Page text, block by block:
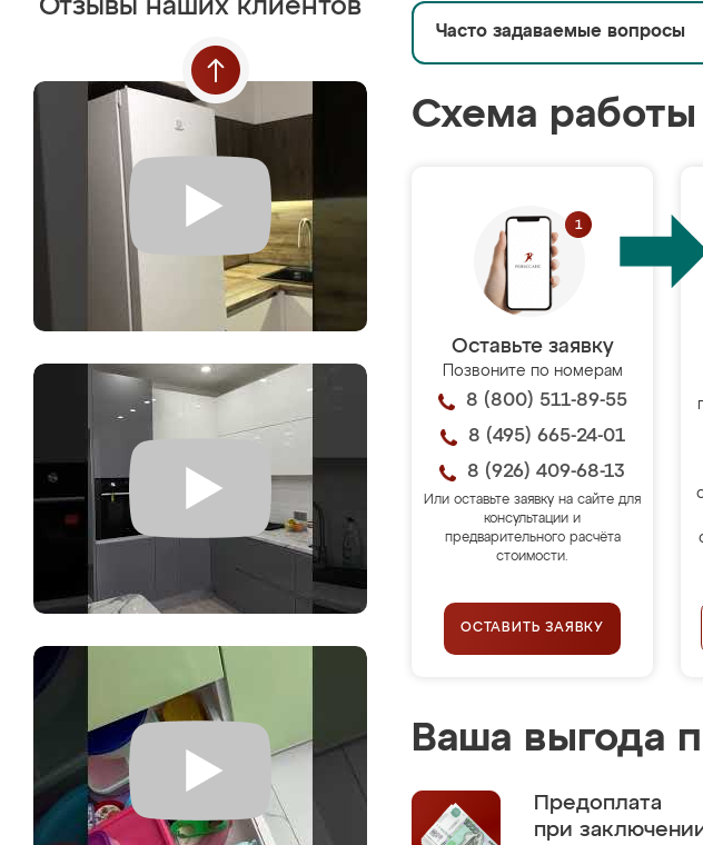
Отзывы наших клиентов
Часто задаваемые вопросы
Схема работы
Оставьте заявку
Позвоните по номерам
8 (800) 511-89-55
8 (495) 665-24-01
8 (926) 409-68-13
Или оставьте заявку на сайте для
консультации и
предварительного расчёта
стоимости.
ОСТАВИТЬ ЗАЯВКУ
Ваша выгода
Предоплата
при